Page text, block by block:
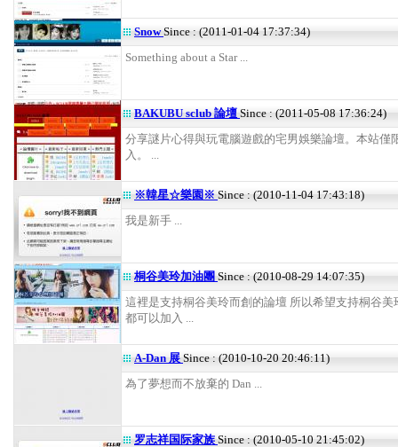
SnowSince : (2011-01-04 17:37:34)
Something about a Star ...
BAKUBU sclub 論壇 Since : (2011-05-08 17:36:24)
分享謎片心得與玩電腦遊戲的宅男娛樂論壇。本站僅
入。 ...
※韓星☆樂園※ Since : (2010-11-04 17:43:18)
我是新手 ...
桐谷美玲加油團 Since : (2010-08-29 14:07:35)
這裡是支持桐谷美玲而創的論壇 所以希望支持桐谷美
都可以加入 ...
A-Dan 展 Since : (2010-10-20 20:46:11)
為了夢想而不放棄的 Dan ...
罗志祥国际家族 Since : (2010-05-10 21:45:02)